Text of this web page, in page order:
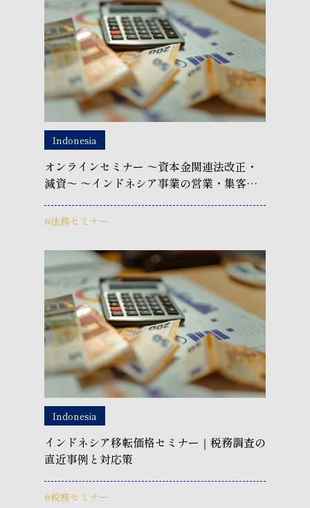
Indonesia
オンラインセミナー ～資本金関連法改正・
減資～ ～インドネシア事業の営業・集客を
#法務セミナー
Indonesia
インドネシア移転価格セミナー｜税務調査の
直近事例と対応策
#税務セミナー